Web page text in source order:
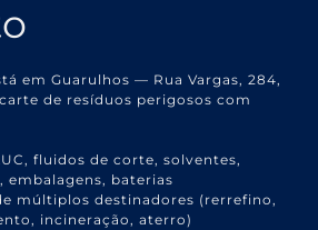
em Guarulhos — Rua Vargas, 284,
de resíduos perigosos com
fluidos de corte, solventes,
embalagens, baterias
múltiplos destinadores (rerrefino,
incineração, aterro)